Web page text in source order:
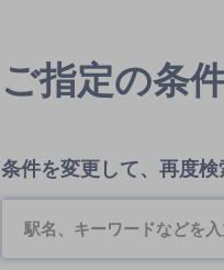
ご指定の条
条件を変更して、再度検